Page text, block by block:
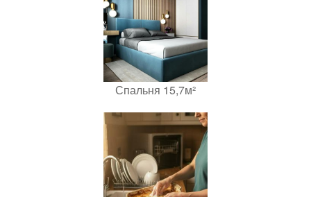
Спальня 15,7м²